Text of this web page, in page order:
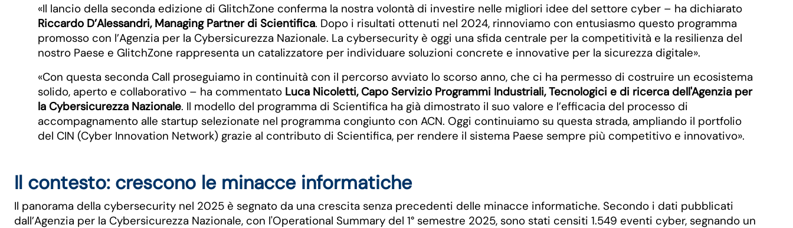
«Il lancio della seconda edizione di GlitchZone conferma la nostra volontà di investire nelle migliori idee del settore cyber – ha dichiarato
Riccardo D’Alessandri, Managing Partner di Scientifica. Dopo i risultati ottenuti nel 2024, rinnoviamo con entusiasmo questo programma
promosso con l’Agenzia per la Cybersicurezza Nazionale. La cybersecurity è oggi una sfida centrale per la competitività e la resilienza del
nostro Paese e GlitchZone rappresenta un catalizzatore per individuare soluzioni concrete e innovative per la sicurezza digitale».
«Con questa seconda Call proseguiamo in continuità con il percorso avviato lo scorso anno, che ci ha permesso di costruire un ecosistema
solido, aperto e collaborativo – ha commentato Luca Nicoletti, Capo Servizio Programmi Industriali, Tecnologici e di ricerca dell'Agenzia per
la Cybersicurezza Nazionale. Il modello del programma di Scientifica ha già dimostrato il suo valore e l’efficacia del processo di
accompagnamento alle startup selezionate nel programma congiunto con ACN. Oggi continuiamo su questa strada, ampliando il portfolio
del CIN (Cyber Innovation Network) grazie al contributo di Scientifica, per rendere il sistema Paese sempre più competitivo e innovativo».
Il contesto: crescono le minacce informatiche
Il panorama della cybersecurity nel 2025 è segnato da una crescita senza precedenti delle minacce informatiche. Secondo i dati pubblicati
dall’Agenzia per la Cybersicurezza Nazionale, con l'Operational Summary del 1° semestre 2025, sono stati censiti 1.549 eventi cyber, segnando un